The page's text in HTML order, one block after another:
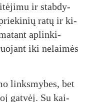
ir stab­dy­
ra­tų ir ki­
ap­lin­ki­
iki ne­lai­mės
links­my­bes, bet
gat­vėj. Su kai­